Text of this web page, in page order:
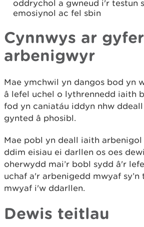
oddrychol a gwneud i'r testun
emosiynol ac fel sbin
Cynnwys ar gyfer
arbenigwyr
Mae ymchwil yn dangos bod yn
â lefel uchel o lythrennedd iaith
fod yn caniatáu iddyn nhw
gynted â phosibl.
Mae pobl yn deall iaith
ddim eisiau ei darllen os oes
oherwydd mai’r bobl sydd â'r
uchaf a'r arbenigedd mwyaf sy’n
mwyaf i'w ddarllen.
Dewis teitlau